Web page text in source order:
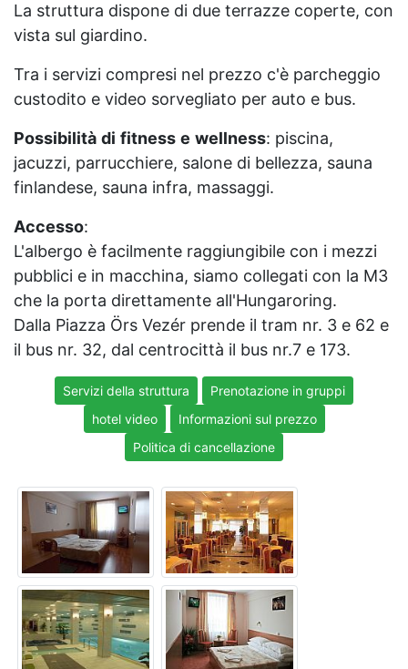
La struttura dispone di due terrazze coperte, con
vista sul giardino.
Tra i servizi compresi nel prezzo c'è parcheggio
custodito e video sorvegliato per auto e bus.
Possibilità di fitness e wellness: piscina,
jacuzzi, parrucchiere, salone di bellezza, sauna
finlandese, sauna infra, massaggi.
Accesso:
L'albergo è facilmente raggiungibile con i mezzi
pubblici e in macchina, siamo collegati con la M3
che la porta direttamente all'Hungaroring.
Dalla Piazza Örs Vezér prende il tram nr. 3 e 62 e
il bus nr. 32, dal centrocittà il bus nr.7 e 173.
Servizi della struttura
Prenotazione in gruppi
hotel video
Informazioni sul prezzo
Politica di cancellazione